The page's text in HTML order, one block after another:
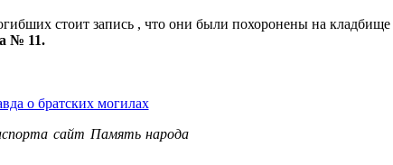
стоит запись , что они были похоронены на кладбище
№ 11.
сайт Память народа